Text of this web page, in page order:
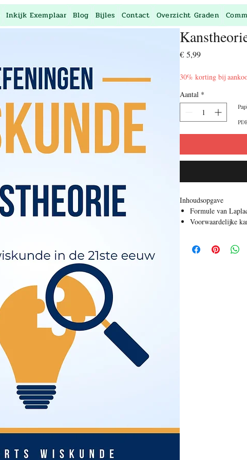
Inkijk Exemplaar Blog Bijles Contact Overzicht Graden
€ 5,99Prijs
30% korting bij
Aantal *
Inhoudsopgave
Formule van
Voorwaardelijke
Kansverdelingen
1. Uniforme